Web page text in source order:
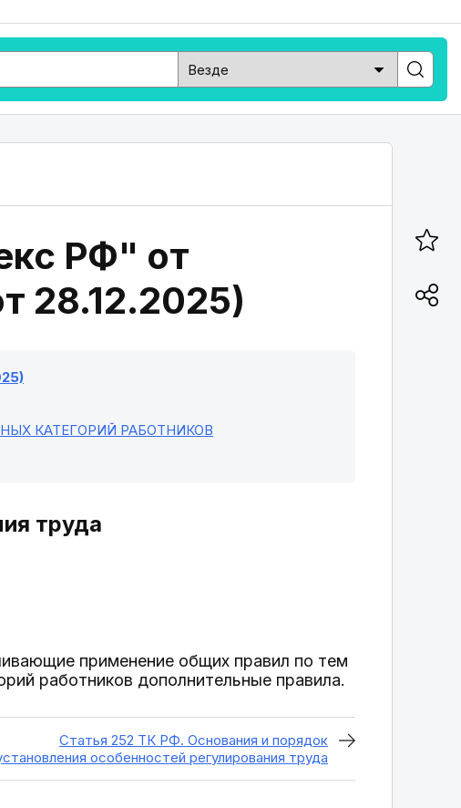
РФ" от
28.12.2025)
КАТЕГОРИЙ РАБОТНИКОВ
труда
применение общих правил по тем
работников дополнительные правила.
Статья 252 ТК РФ. Основания и порядок
особенностей регулирования труда